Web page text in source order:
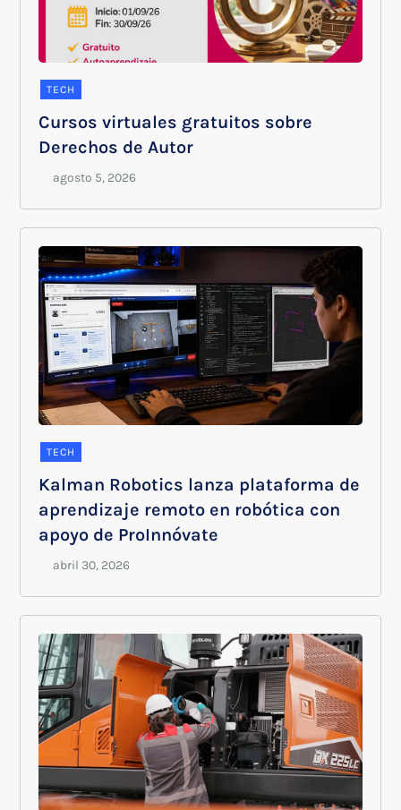
TECH
Cursos virtuales gratuitos sobre
Derechos de Autor
TECH
Kalman Robotics lanza plataforma de
aprendizaje remoto en robótica con
apoyo de ProInnóvate